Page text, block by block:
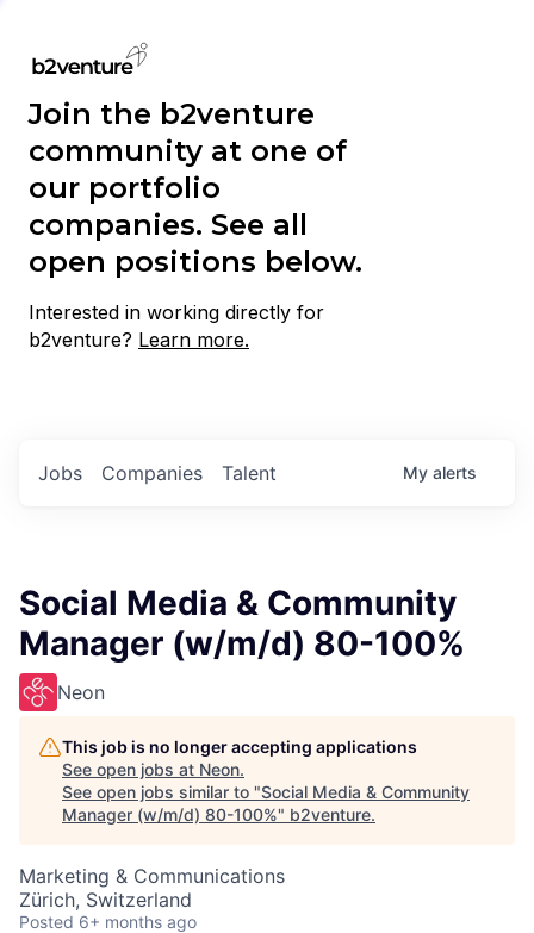
Join the b2venture
community at one of
our portfolio
companies. See all
open positions below.
Interested in working directly for
b2venture? Learn more.
Jobs Companies Talent My alerts
Social Media & Community
Manager (w/m/d) 80-100%
Neon
This job is no longer accepting applications
See open jobs at Neon.
See open jobs similar to "Social Media & Community
Manager (w/m/d) 80-100%" b2venture.
Marketing & Communications
Zürich, Switzerland
Posted 6+ months ago